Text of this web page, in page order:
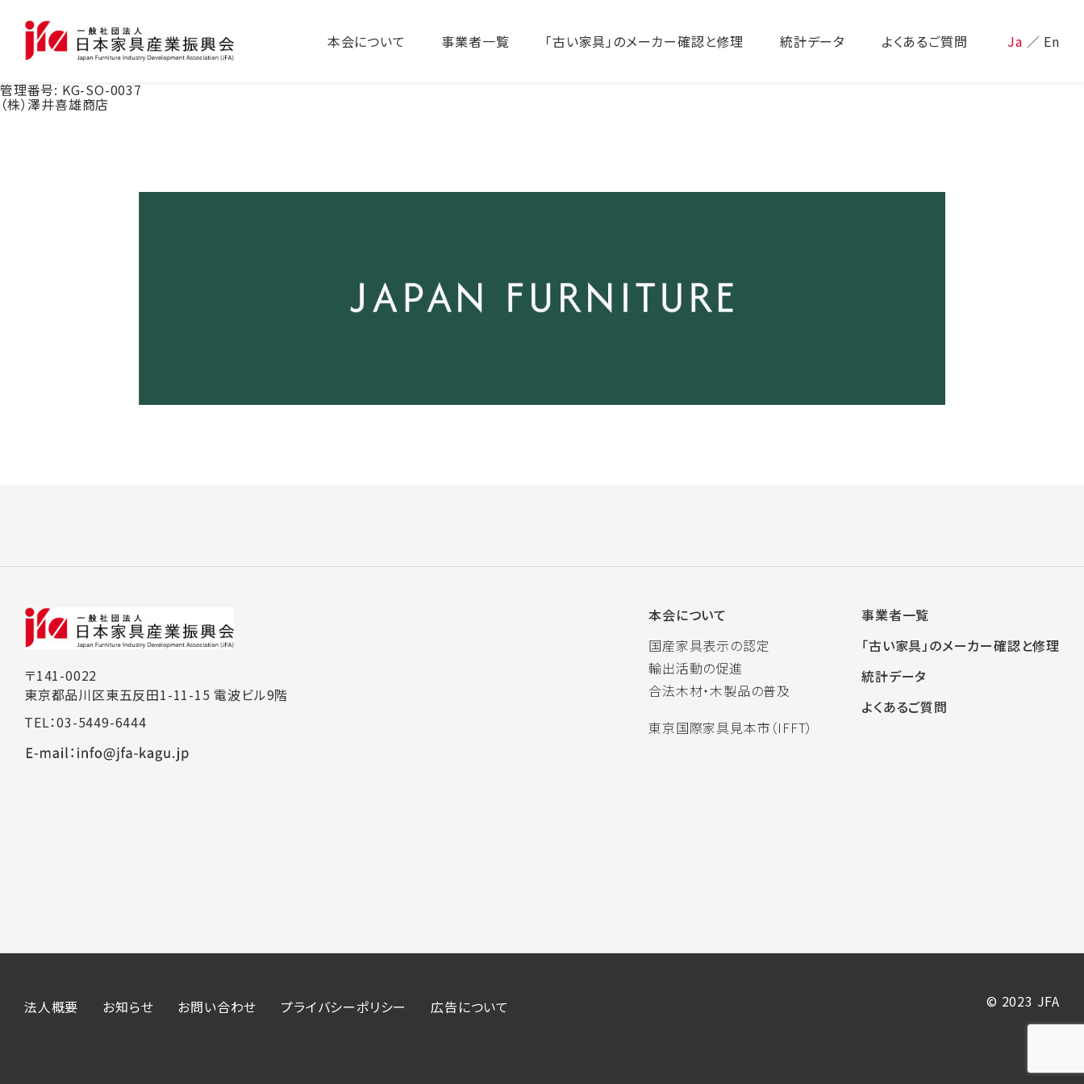
本会について 事業者一覧 「古い家具」のメーカー確認と修理 統計データ よくあるご質問 Ja ／ En
管理番号: KG-SO-0037
（株）澤井喜雄商店
〒141-0022
東京都品川区東五反田1-11-15 電波ビル9階
TEL：03-5449-6444
本会について
国産家具表示の認定
輸出活動の促進
合法木材・木製品の普及
東京国際家具見本市（IFFT）
事業者一覧
「古い家具」のメーカー確認と修理
統計データ
よくあるご質問
法人概要 お知らせ お問い合わせ プライバシーポリシー 広告について © 2023 JFA